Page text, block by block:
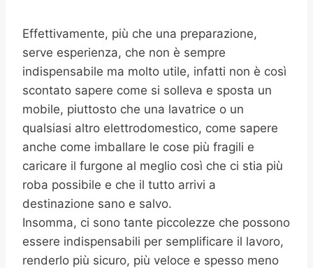
Effettivamente, più che una preparazione,
serve esperienza, che non è sempre
indispensabile ma molto utile, infatti non è così
scontato sapere come si solleva e sposta un
mobile, piuttosto che una lavatrice o un
qualsiasi altro elettrodomestico, come sapere
anche come imballare le cose più fragili e
caricare il furgone al meglio così che ci stia più
roba possibile e che il tutto arrivi a
destinazione sano e salvo.
Insomma, ci sono tante piccolezze che possono
essere indispensabili per semplificare il lavoro,
renderlo più sicuro, più veloce e spesso meno